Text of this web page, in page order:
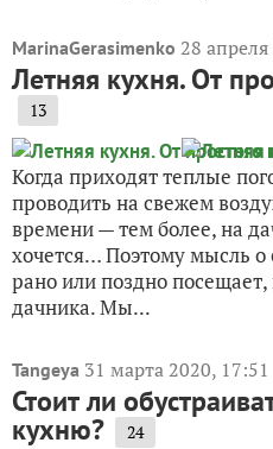
MarinaGerasimenko 28
Летняя кухня. От
13
Когда приходят теплые
проводить на свежем
времени — тем более, на
хочется… Поэтому мысль
рано или поздно
дачника. Мы...
Tangeya 31 марта 2020, 17:51
Стоит ли
кухню? 24